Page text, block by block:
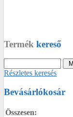
Termék kereső
Részletes keresés
Bevásárlókosár
Összesen: